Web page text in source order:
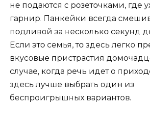
не подаются с розеточками, где
гарнир. Панкейки всегда
подливой за несколько секунд
Если это семья, то здесь легко
вкусовые пристрастия
случае, когда речь идет о
здесь лучше выбрать один из
беспроигрышных вариантов.